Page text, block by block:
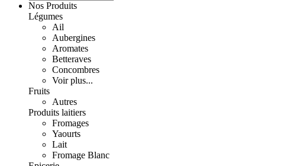
Nos Produits
Légumes
Ail
Aubergines
Aromates
Betteraves
Concombres
Voir plus...
Fruits
Autres
Produits laitiers
Fromages
Yaourts
Lait
Fromage Blanc